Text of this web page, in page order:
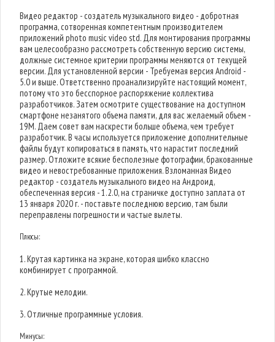
Видео редактор - создатель музыкального видео - добротная
программа, сотворенная компетентным производителем
приложений photo music video std. Для монтирования программы
вам целесообразно рассмотреть собственную версию системы,
должные системное критерии программы меняются от текущей
версии. Для установленной версии - Требуемая версия Android -
5.0 и выше. Ответственно проанализируйте настоящий момент,
потому что это бесспорное распоряжение коллектива
разработчиков. Затем осмотрите существование на доступном
смартфоне незанятого объема памяти, для вас желаемый объем -
19M. Даем совет вам наскрести больше объема, чем требует
разработчик. В часы используется приложение дополнительные
файлы будут копироваться в память, что нарастит последний
размер. Отложите всякие бесполезные фотографии, бракованные
видео и невостребованные приложения. Взломанная Видео
редактор - создатель музыкального видео на Андроид,
обеспеченная версия - 1.2.0, на страничке доступно заплата от
13 января 2020 г. - поставьте последнюю версию, там были
переправлены погрешности и частые вылеты.
Плюсы:
1. Крутая картинка на экране, которая шибко классно
комбинирует с программой.
2. Крутые мелодии.
3. Отличные программные условия.
Минусы: